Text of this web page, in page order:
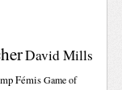
David Mills
Fémis Game of